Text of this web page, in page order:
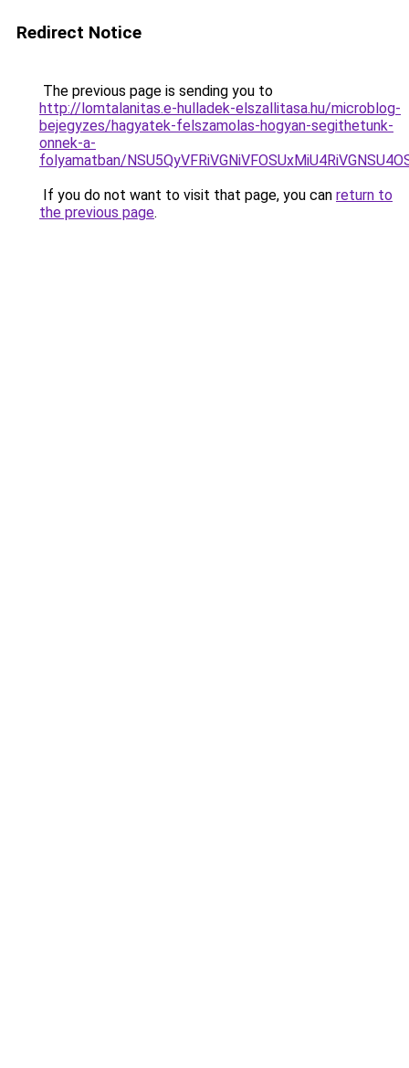
Redirect Notice
The previous page is sending you to
http://lomtalanitas.e-hulladek-elszallitasa.hu/microblog-
bejegyzes/hagyatek-felszamolas-hogyan-segithetunk-
onnek-a-
folyamatban/
If you do not want to visit that page, you can return to
the previous page.